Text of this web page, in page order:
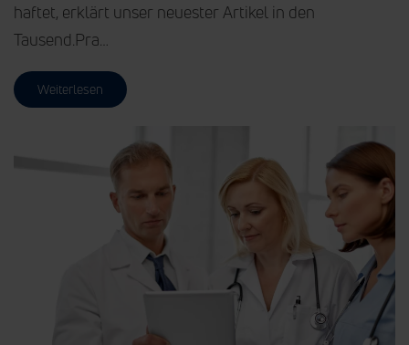
haftet, erklärt unser neuester Artikel in den
Tausend.Pra…
Weiterlesen